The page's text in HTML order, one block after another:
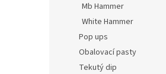
Mb Hammer
White Hammer
Pop ups
Obalovací pasty
Tekutý dip